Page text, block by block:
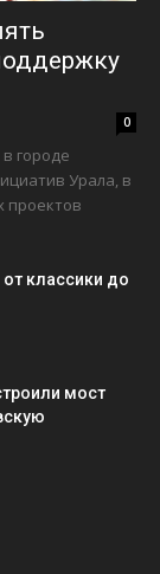
0
городе
Урала, в
проектов
от классики до
мост